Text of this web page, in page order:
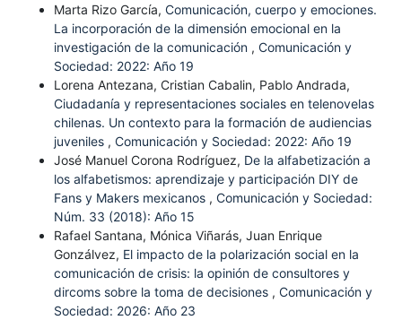
Marta Rizo García, Comunicación, cuerpo y emociones.
La incorporación de la dimensión emocional en la
investigación de la comunicación , Comunicación y
Sociedad: 2022: Año 19
Lorena Antezana, Cristian Cabalin, Pablo Andrada,
Ciudadanía y representaciones sociales en telenovelas
chilenas. Un contexto para la formación de audiencias
juveniles , Comunicación y Sociedad: 2022: Año 19
José Manuel Corona Rodríguez, De la alfabetización a
los alfabetismos: aprendizaje y participación DIY de
Fans y Makers mexicanos , Comunicación y Sociedad:
Núm. 33 (2018): Año 15
Rafael Santana, Mónica Viñarás, Juan Enrique
Gonzálvez, El impacto de la polarización social en la
comunicación de crisis: la opinión de consultores y
dircoms sobre la toma de decisiones , Comunicación y
Sociedad: 2026: Año 23